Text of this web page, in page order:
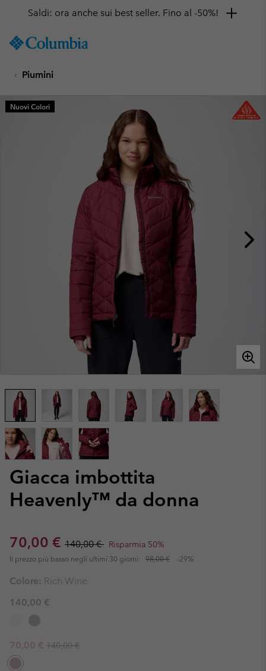
TO
SKIP
MAIN
NAV
Saldi: ora anche sui best seller. Fino al -50%!
Piumini
Giacca imbottita
Heavenly™ da donna
Sale price:
70,00 € Regular price:
140,00 € Risparmia 50%
Il prezzo più basso negli ultimi 30 giorni: 98,00 € -29%
Nuovi Colori
Colore: Rich Wine
140,00 €
Sale price:
70,00 € Regular price:
140,00 €